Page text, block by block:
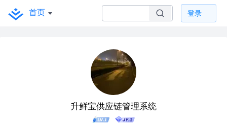
首页 登录
升鲜宝供应链管理系统